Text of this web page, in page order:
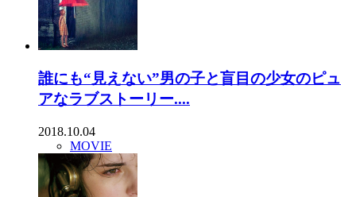
誰にも“見えない”男の子と盲目の少女のピュ
アなラブストーリー....
2018.10.04
MOVIE